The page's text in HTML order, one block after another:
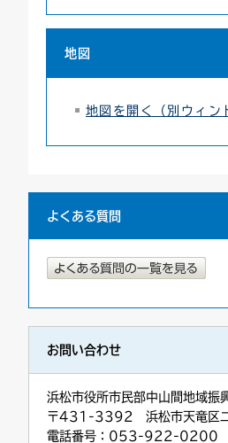
地図
地図を開く（別ウィン
よくある質問
お問い合わせ
浜松市役所市民部中山間地域振
〒431-3392 浜松市天竜区
電話番号：053-922-0200